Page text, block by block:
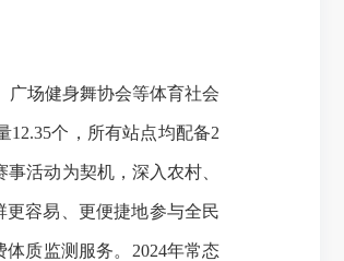
广场健身舞协会等体育社会
12.35个 ， 所有站点均配备2
事活动为契机， 深入农村、
更容易、更便捷地参与全民
体质监测服务。 2024年常态